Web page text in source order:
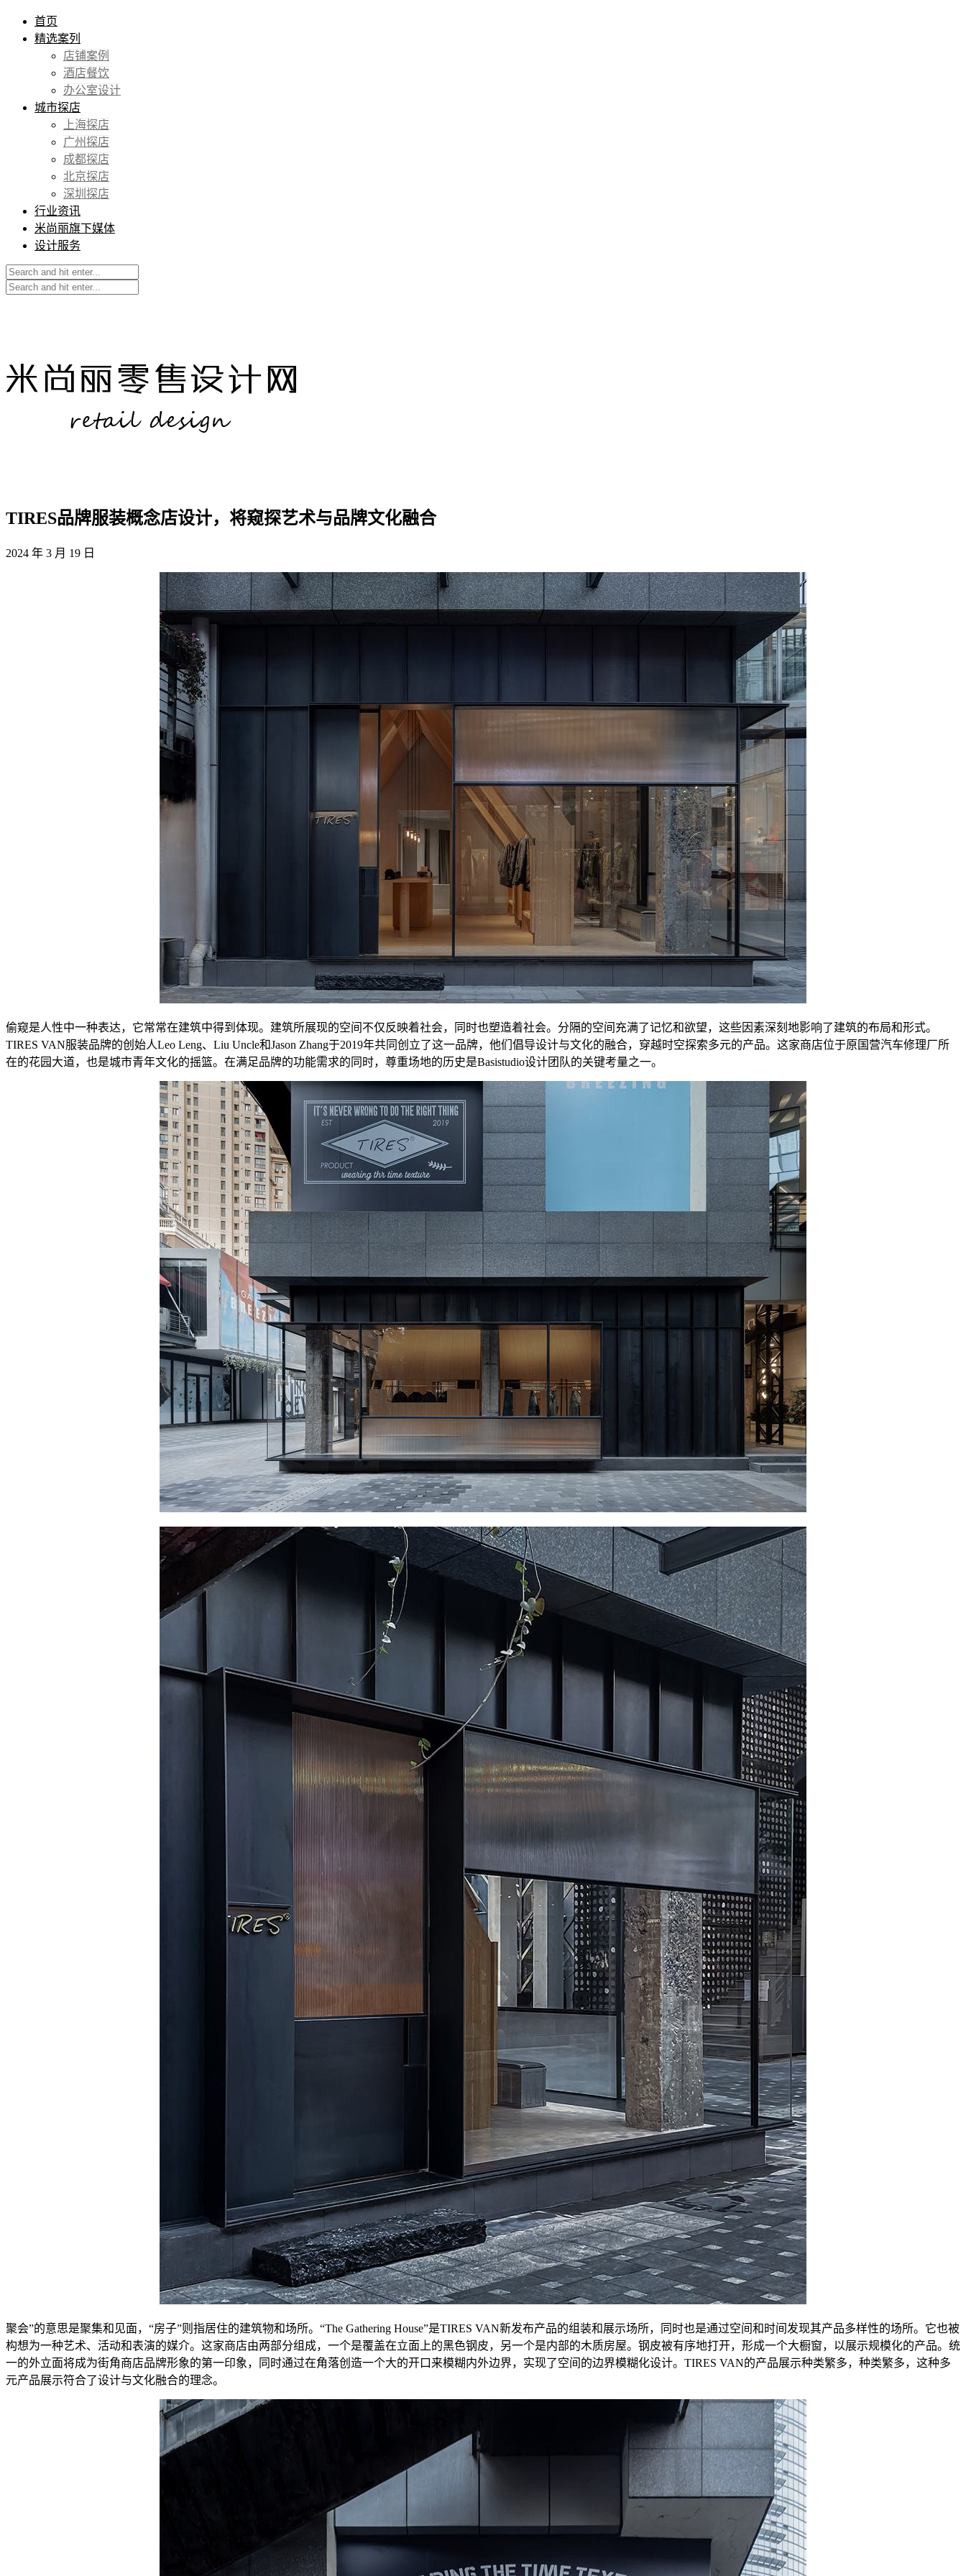
首页
精选案列
店铺案例
酒店餐饮
办公室设计
城市探店
上海探店
广州探店
成都探店
北京探店
深圳探店
行业资讯
米尚丽旗下媒体
设计服务
TIRES品牌服装概念店设计，将窥探艺术与品牌文化融合
2024 年 3 月 19 日
偷窥是人性中一种表达，它常常在建筑中得到体现。建筑所展现的空间不仅反映着社会，同时也塑造着社会。分隔的空间充满了记忆和欲望，这些因素深刻地影响了建筑的布局和形式。
TIRES VAN服装品牌的创始人Leo Leng、Liu Uncle和Jason Zhang于2019年共同创立了这一品牌，他们倡导设计与文化的融合，穿越时空探索多元的产品。这家商店位于原国营汽车修理厂所
在的花园大道，也是城市青年文化的摇篮。在满足品牌的功能需求的同时，尊重场地的历史是Basistudio设计团队的关键考量之一。
聚会”的意思是聚集和见面，“房子”则指居住的建筑物和场所。“The Gathering House”是TIRES VAN新发布产品的组装和展示场所，同时也是通过空间和时间发现其产品多样性的场所。它也被
构想为一种艺术、活动和表演的媒介。这家商店由两部分组成，一个是覆盖在立面上的黑色钢皮，另一个是内部的木质房屋。钢皮被有序地打开，形成一个大橱窗，以展示规模化的产品。统
一的外立面将成为街角商店品牌形象的第一印象，同时通过在角落创造一个大的开口来模糊内外边界，实现了空间的边界模糊化设计。TIRES VAN的产品展示种类繁多，种类繁多，这种多
元产品展示符合了设计与文化融合的理念。